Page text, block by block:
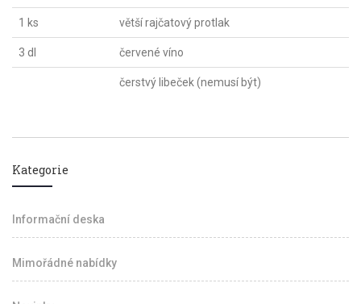
1 ks větší rajčatový protlak
3 dl červené víno
čerstvý libeček (nemusí být)
Kategorie
Informační deska
Mimořádné nabídky